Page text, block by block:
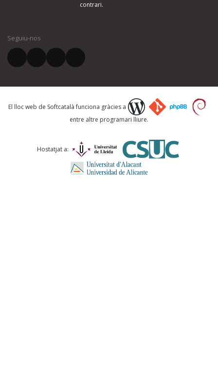
El vostre correu electrònic *
Què proposeu?
Comentari *
contrari.
Seguiu-nos
El lloc web de Softcatalà funciona gràcies a
entre altre programari lliure.
Hostatjat a: